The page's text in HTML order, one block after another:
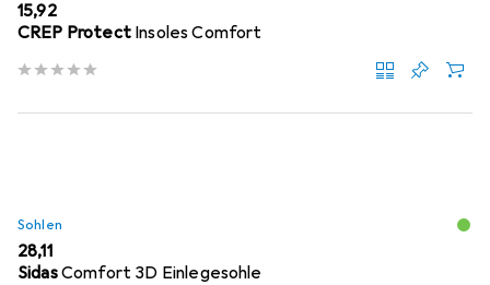
EUR
15,92
CREP Protect Insoles Comfort
Sohlen
EUR
28,11
SidasComfort 3D Einlegesohle